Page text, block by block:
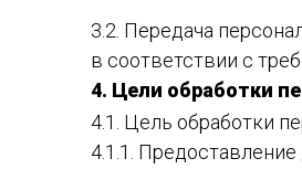
3.2. Передача
в соответствии с
4. Цели обработки
4.1. Цель обработки
4.1.1.